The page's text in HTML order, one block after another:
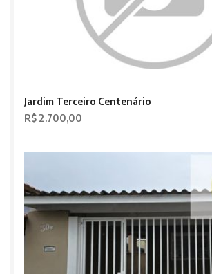
Jardim Terceiro Centenário
R$ 2.700,00